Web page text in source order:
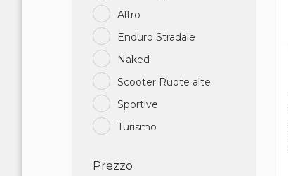
Altro
Enduro Stradale
Naked
Scooter Ruote alte
Sportive
Turismo
Prezzo